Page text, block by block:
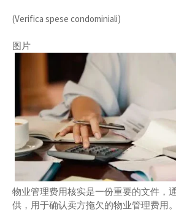
(Verifica spese condominiali)
图片
物业管理费用核实是一份重要的文件，
供，用于确认卖方拖欠的物业管理费用。